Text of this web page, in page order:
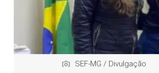
SEF-MG / Divulgação